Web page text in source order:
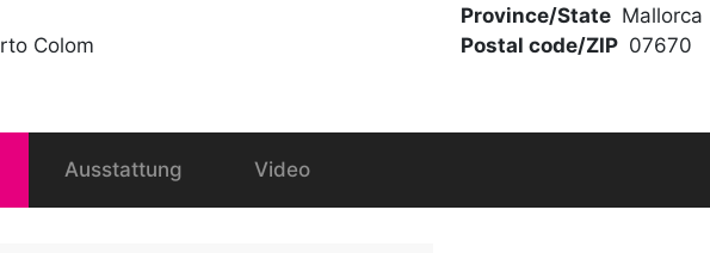
Province/State Mallorca
Colom Postal code/ZIP 07670
Ausstattung Video